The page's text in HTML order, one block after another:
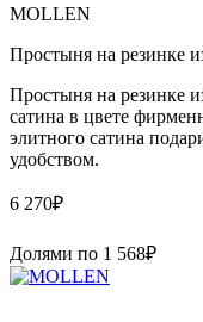
MOLLEN
Простыня на резинке
Простыня на резинке
сатина в цвете
элитного сатина
удобством.
6 270₽
Долями по 1 568₽